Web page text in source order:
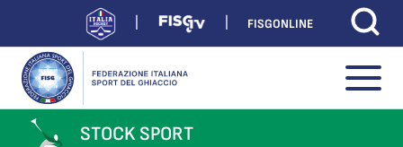
FISGONLINE
STOCK SPORT